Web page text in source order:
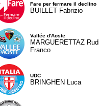
Fare per fermare il declino
BUILLET Fabrizio
Vallée d'Aoste
MARGUERETTAZ
Franco
UDC
BRINGHEN Luca